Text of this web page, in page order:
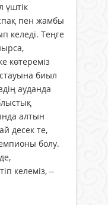
үштік
пен жамбы
келеді. Теңге
көтереміз
биыл
ауданда
алтын
десек те,
болу.
келеміз, –